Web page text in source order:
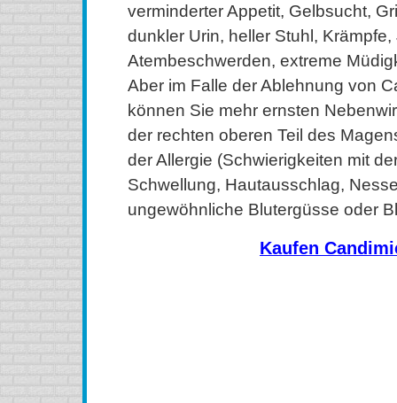
verminderter Appetit, Gelbsucht,
dunkler Urin, heller Stuhl, Krämpfe,
Atembeschwerden, extreme
Aber im Falle der Ablehnung von
können Sie mehr ernsten
der rechten oberen Teil des
der Allergie (Schwierigkeiten mit
Schwellung, Hautausschlag,
ungewöhnliche Blutergüsse oder
Kaufen